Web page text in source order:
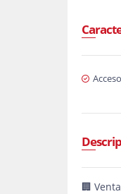
🏢